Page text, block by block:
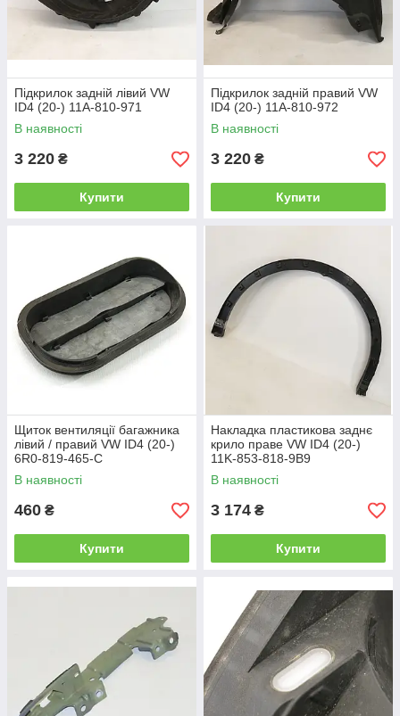
Підкрилок задній лівий VW
ID4 (20-) 11A-810-971
В наявності
3 220 ₴
Купити
Підкрилок задній правий VW
ID4 (20-) 11A-810-972
В наявності
3 220 ₴
Купити
Щиток вентиляції багажника
лівий / правий VW ID4 (20-)
6R0-819-465-C
В наявності
460 ₴
Купити
Накладка пластикова заднє
крило праве VW ID4 (20-)
11K-853-818-9B9
В наявності
3 174 ₴
Купити